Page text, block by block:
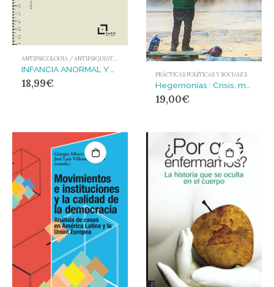
ANTIPSICOLOGIA / ANTIPSIQUIATRIA
18,99€
PRÁCTICAS POLÍTICAS Y SOCIALES
19,00€